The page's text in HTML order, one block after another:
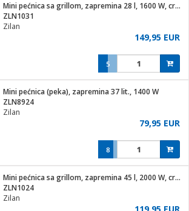
Mini pećnica sa grillom, zapremina 28 l, 1600 W, crna
ZLN1031
Zilan
149,95 EUR
5
Mini pećnica (peka), zapremina 37 lit., 1400 W
ZLN8924
Zilan
79,95 EUR
8
Mini pećnica sa grillom, zapremina 45 l, 2000 W, crna
ZLN1024
Zilan